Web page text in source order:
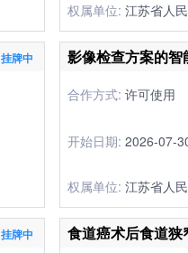
权属单位: 江苏省人
挂牌中 影像检查方案的
合作方式: 许可使用
开始日期: 2026-07-
权属单位: 江苏省人
挂牌中 食道癌术后食道